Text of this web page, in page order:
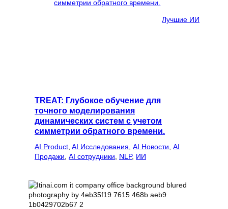
Лучшие ИИ
TREAT: Глубокое обучение для
точного моделирования
динамических систем с учетом
симметрии обратного времени.
AI Product AI Исследования AI Новости AI
Продажи AI сотрудники NLP, ИИ